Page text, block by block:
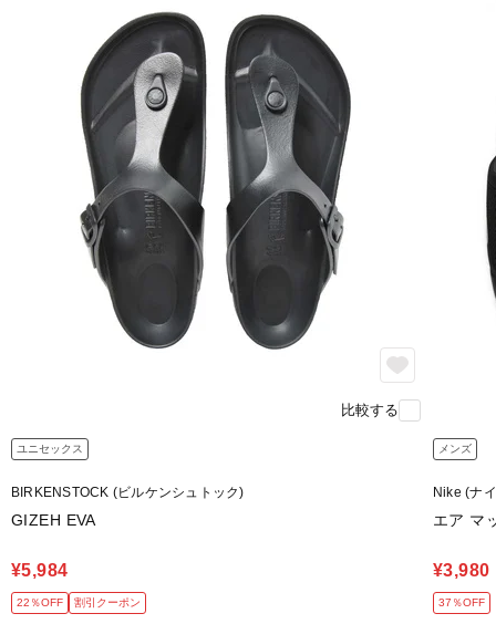
比較する
ユニセックス
BIRKENSTOCK (ビルケンシュトック)
GIZEH EVA
¥5,984
22％OFF 割引クーポン
メンズ
Nike (ナ
エア マ
¥3,980
37％OFF